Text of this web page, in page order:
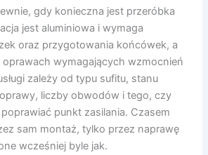
gdy konieczna jest przeróbka
jest aluminiowa i wymaga
oraz przygotowania końcówek, a
wymagających wzmocnień
zależy od typu sufitu, stanu
liczby obwodów i tego, czy
punkt zasilania. Czasem
sam montaż, tylko przez naprawę
wcześniej byle jak.